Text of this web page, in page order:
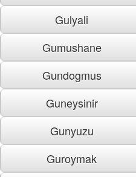
Gulyali
Gumushane
Gundogmus
Guneysinir
Gunyuzu
Guroymak